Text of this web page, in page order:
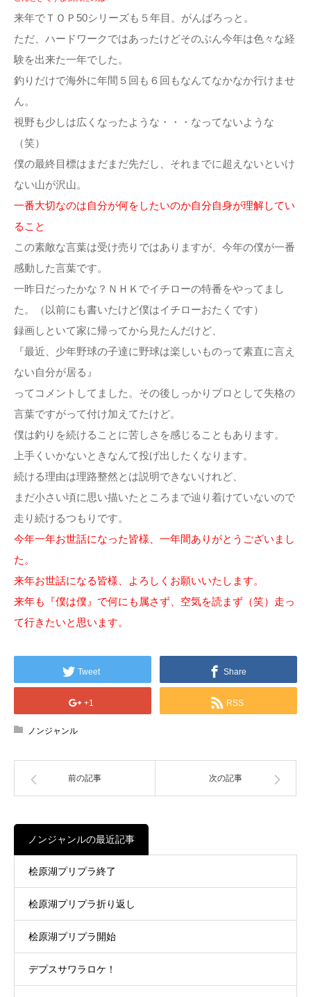
来年でＴＯＰ50シリーズも５年目。がんばろっと。
ただ、ハードワークではあったけどそのぶん今年は色々な経
験を出来た一年でした。
釣りだけで海外に年間５回も６回もなんてなかなか行けませ
ん。
視野も少しは広くなったような・・・なってないような
（笑）
僕の最終目標はまだまだ先だし、それまでに超えないといけ
ない山が沢山。
一番大切なのは自分が何をしたいのか自分自身が理解してい
ること
この素敵な言葉は受け売りではありますが、今年の僕が一番
感動した言葉です。
一昨日だったかな？ＮＨＫでイチローの特番をやってまし
た。（以前にも書いたけど僕はイチローおたくです）
録画しといて家に帰ってから見たんだけど、
『最近、少年野球の子達に野球は楽しいものって素直に言え
ない自分が居る』
ってコメントしてました。その後しっかりプロとして失格の
言葉ですがって付け加えてたけど。
僕は釣りを続けることに苦しさを感じることもあります。
上手くいかないときなんて投げ出したくなります。
続ける理由は理路整然とは説明できないけれど、
まだ小さい頃に思い描いたところまで辿り着けていないので
走り続けるつもりです。
今年一年お世話になった皆様、一年間ありがとうございまし
た。
来年お世話になる皆様、よろしくお願いいたします。
来年も『僕は僕』で何にも属さず、空気を読まず（笑）走っ
て行きたいと思います。
Tweet Share
+1 RSS
ノンジャンル
前の記事 次の記事
ノンジャンルの最近記事
桧原湖プリプラ終了
桧原湖プリプラ折り返し
桧原湖プリプラ開始
デプスサワラロケ！